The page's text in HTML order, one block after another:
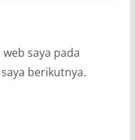
saya pada
berikutnya.